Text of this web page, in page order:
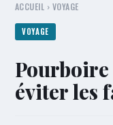
ACCUEIL › VOYAGE
VOYAGE
éviter les